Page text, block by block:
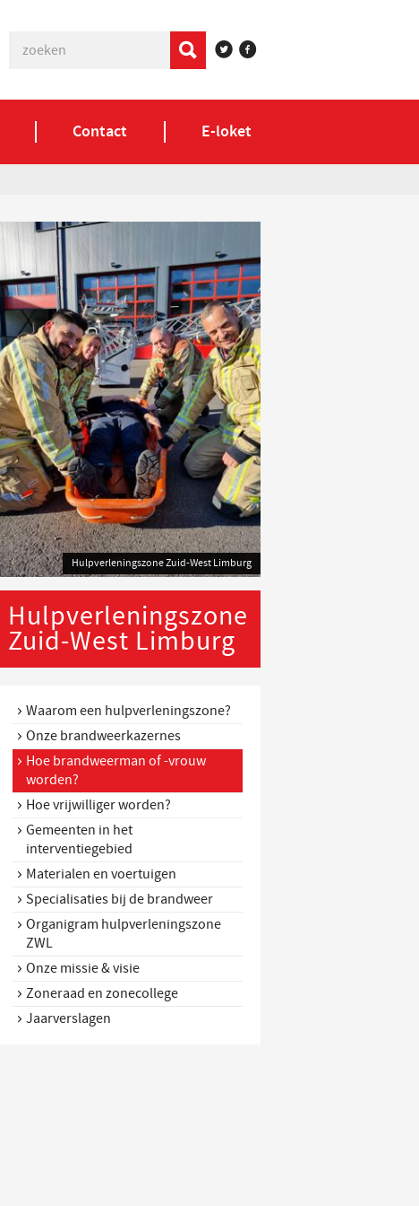
Contact E-loket
Hulpverleningszone Zuid-West Limburg
Hulpverleningszone
Zuid-West Limburg
Waarom een hulpverleningszone?
Onze brandweerkazernes
Hoe brandweerman of -vrouw
worden?
Hoe vrijwilliger worden?
Gemeenten in het
interventiegebied
Materialen en voertuigen
Specialisaties bij de brandweer
Organigram hulpverleningszone
ZWL
Onze missie & visie
Zoneraad en zonecollege
Jaarverslagen